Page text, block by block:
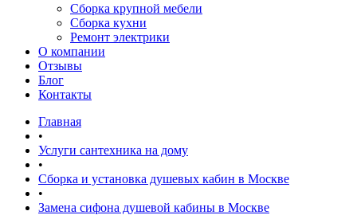
Сборка крупной мебели
Сборка кухни
Ремонт электрики
О компании
Отзывы
Блог
Контакты
Главная
•
Услуги сантехника на дому
•
Сборка и установка душевых кабин в Москве
•
Замена сифона душевой кабины в Москве